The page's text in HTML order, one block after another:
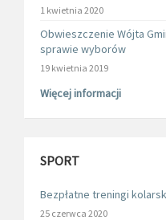
1 kwietnia 2020
Obwieszczenie Wójta
sprawie wyborów
19 kwietnia 2019
Więcej informacji
SPORT
Bezpłatne treningi
25 czerwca 2020